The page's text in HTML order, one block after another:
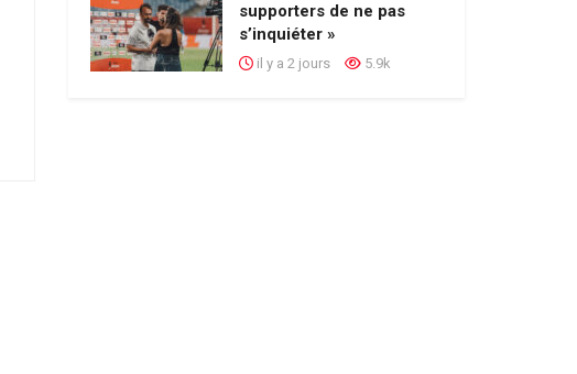
supporters de ne pas
s’inquiéter »
il y a 2 jours 5.9k